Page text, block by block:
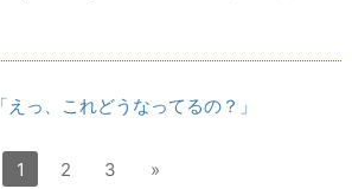
「えっ、これどうなってるの？」
1 2 3 »